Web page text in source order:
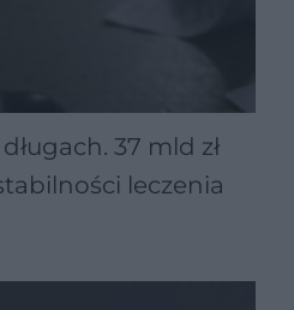
37 mld zł
leczenia